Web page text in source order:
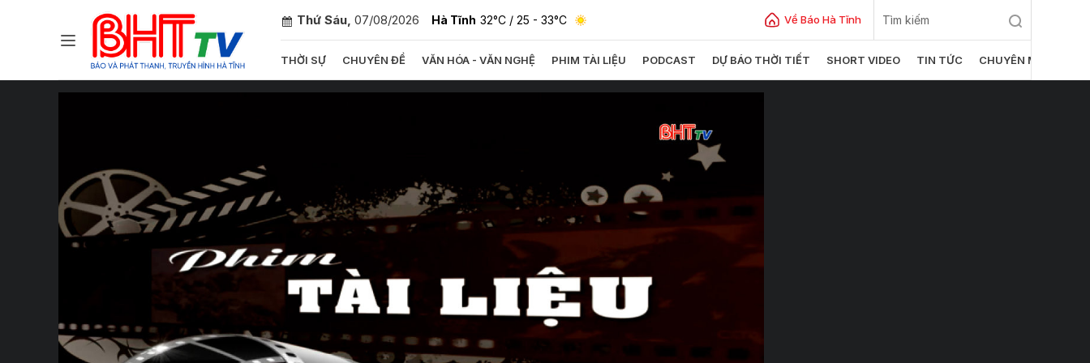
Thứ Sáu, 07/08/2026 Hà Tĩnh 32°C / 25 - 33°C Về Báo Hà Tĩnh
THỜI SỰ CHUYÊN ĐỀ VĂN HÓA - VĂN NGHỆ PHIM TÀI LIỆU PODCAST DỰ BÁO THỜI TIẾT SHORT VIDEO TIN TỨC CHUYÊN MỤC